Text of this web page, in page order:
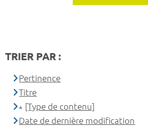
TRIER PAR :
Pertinence
Titre
[Type de contenu]
Date de dernière modification